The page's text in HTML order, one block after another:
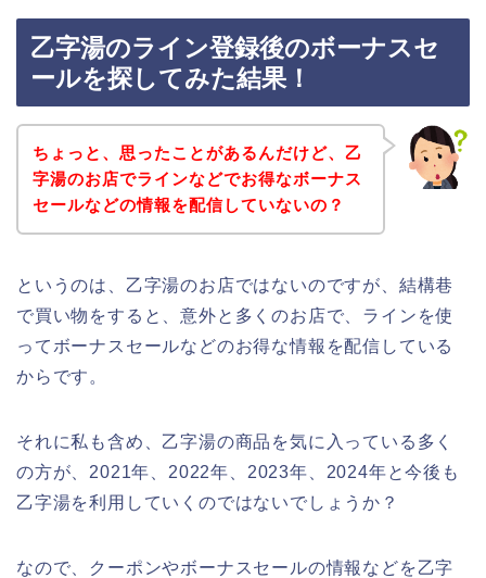
乙字湯のライン登録後のボーナスセ
ールを探してみた結果！
ちょっと、思ったことがあるんだけど、乙
字湯のお店でラインなどでお得なボーナス
セールなどの情報を配信していないの？
というのは、乙字湯のお店ではないのですが、結構巷
で買い物をすると、意外と多くのお店で、ラインを使
ってボーナスセールなどのお得な情報を配信している
からです。
それに私も含め、乙字湯の商品を気に入っている多く
の方が、2021年、2022年、2023年、2024年と今後も
乙字湯を利用していくのではないでしょうか？
なので、クーポンやボーナスセールの情報などを乙字